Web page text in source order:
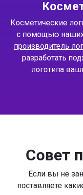
Косметические
с помощью
производитель
разработать
логотипа
Совет
Если вы не
поставляете